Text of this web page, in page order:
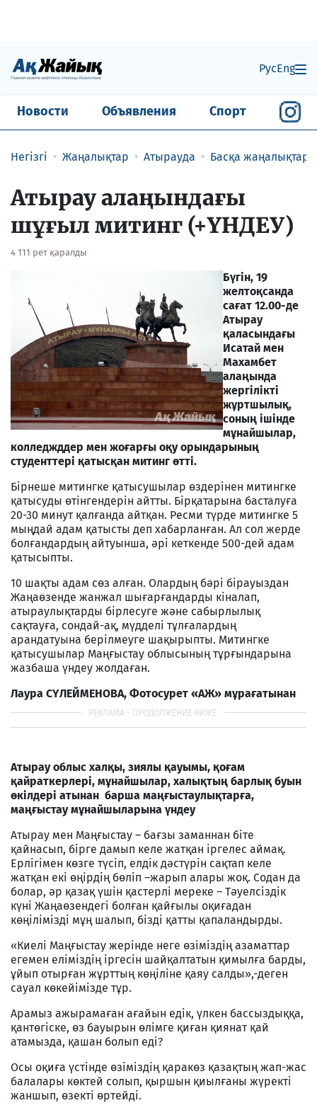
РусEng
Новости Объявления Спорт
Негізгі Жаңалықтар Атырауда Басқа жаңалықтар
Атырау алаңындағы
шұғыл митинг (+ҮНДЕУ)
4 111 рет қаралды
Бүгін, 19
желтоқсанда
сағат 12.00-де
Атырау
қаласындағы
Исатай мен
Махамбет
алаңында
жергілікті
жұртшылық,
соның ішінде
мұнайшылар,
колледжддер мен жоғарғы оқу орындарының
студенттері қатысқан митинг өтті.
Бірнеше митингке қатысушылар өздерінен митингке
қатысуды өтінгендерін айтты. Бірқатарына басталуға
20-30 минут қалғанда айтқан. Ресми түрде митингке 5
мыңдай адам қатысты деп хабарланған. Ал сол жерде
болғандардың айтуынша, әрі кеткенде 500-дей адам
қатысыпты.
10 шақты адам сөз алған. Олардың бәрі бірауыздан
Жаңаөзенде жанжал шығарғандарды кіналап,
атыраулықтарды бірлесуге және сабырлылық
сақтауға, сондай-ақ, мүдделі тұлғалардың
арандатуына берілмеуге шақырыпты. Митингке
қатысушылар Маңғыстау облысының тұрғындарына
жазбаша үндеу жолдаған.
Лаура СҮЛЕЙМЕНОВА, Фотосурет «АЖ» мұрағатынан
Атырау облыс халқы, зиялы қауымы, қоғам
қайраткерлері, мұнайшылар, халықтың барлық буын
өкілдері атынан барша маңғыстаулықтарға,
маңғыстау мұнайшыларына үндеу
Атырау мен Маңғыстау – бағзы заманнан біте
қайнасып, бірге дамып келе жатқан іргелес аймақ.
Ерлігімен көзге түсіп, елдік дәстүрін сақтап келе
жатқан екі өңірдің бөліп –жарып алары жоқ. Содан да
болар, әр қазақ үшін қастерлі мереке – Тәуелсіздік
күні Жаңаөзендегі болған қайғылы оқиғадан
көңілімізді мұң шалып, бізді қатты қапаландырды.
«Киелі Маңғыстау жерінде неге өзіміздің азаматтар
егемен еліміздің іргесін шайқалтатын қимылға барды,
ұйып отырған жұрттың көңіліне қаяу салды»,-деген
сауал көкейімізде тұр.
Арамыз ажырамаған ағайын едік, үлкен бассыздыққа,
қантөгіске, өз бауырын өлімге қиған қиянат қай
атамызда, қашан болып еді?
Осы оқиға үстінде өзіміздің қаракөз қазақтың жап-жас
балалары көктей солып, қыршын қиылғаны жүректі
жаншып, өзекті өртейді.